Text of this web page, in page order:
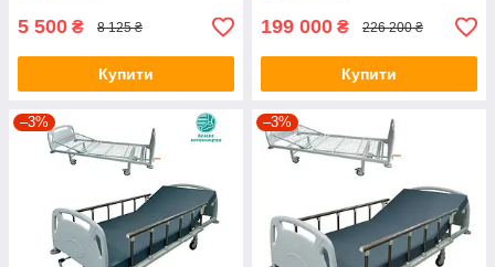
5 500 ₴ 8 125 ₴
Купити
199 000 ₴ 226 200 ₴
Купити
–3% –3%